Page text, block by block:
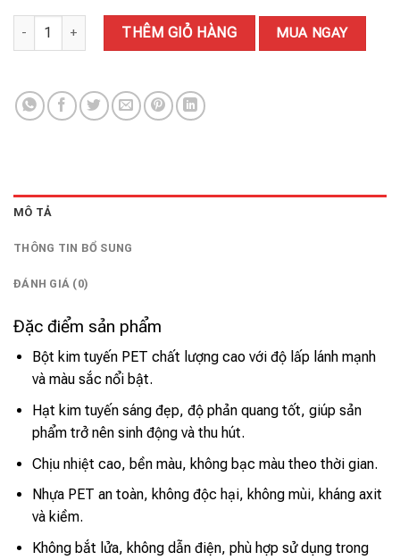
BỘT KIM TUYẾN G3405 số lượng
THÊM GIỎ HÀNG MUA NGAY
MÔ TẢ
THÔNG TIN BỔ SUNG
ĐÁNH GIÁ (0)
Đặc điểm sản phẩm
Bột kim tuyến PET chất lượng cao với độ lấp lánh mạnh
và màu sắc nổi bật.
Hạt kim tuyến sáng đẹp, độ phản quang tốt, giúp sản
phẩm trở nên sinh động và thu hút.
Chịu nhiệt cao, bền màu, không bạc màu theo thời gian.
Nhựa PET an toàn, không độc hại, không mùi, kháng axit
và kiềm.
Không bắt lửa, không dẫn điện, phù hợp sử dụng trong